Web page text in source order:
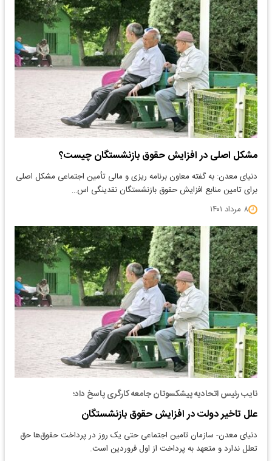
مشکل اصلی در افزایش حقوق بازنشستگان چیست؟
دنیای معدن: به گفته معاون برنامه ریزی و مالی تأمین اجتماعی مشکل اصلی
برای تامین منابع افزایش حقوق بازنشستگان نقدینگی اس…
۸ مرداد ۱۴۰۱
نایب رئیس اتحادیه پیشکسوتان جامعه کارگری پاسخ داد؛
علل تاخیر دولت در افزایش حقوق بازنشستگان
دنیای معدن- سازمان تامین اجتماعی حتی یک روز در پرداخت حقوق‌ها حق
تعلل ندارد و متعهد به پرداخت از اول فروردین است.